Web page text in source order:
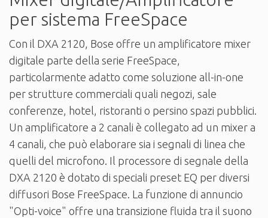
per sistema FreeSpace
Con il DXA 2120, Bose offre un amplificatore mixer
digitale parte della serie FreeSpace,
particolarmente adatto come soluzione all-in-one
per strutture commerciali quali negozi, sale
conferenze, hotel, ristoranti o persino spazi pubblici.
Un amplificatore a 2 canali è collegato ad un mixer a
4 canali, che può elaborare sia i segnali di linea che
quelli del microfono. Il processore di segnale della
DXA 2120 è dotato di speciali preset EQ per diversi
diffusori Bose FreeSpace. La funzione di annuncio
"Opti-voice" offre una transizione fluida tra il suono